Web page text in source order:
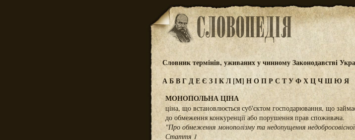
Словник термінів, уживаних у чинному Законодавстві
АБВГДЕЄЗІКЛ[М] НОПР С ТУФХЦЧШЮЯ
МОНОПОЛЬНА ЦІНА
ціна, що встановлюється суб'єктом господарювання, що
до обмеження конкуренції або порушення прав споживача.
"Про обмеження монополізму та недопущення недобросовісної
Стаття 1